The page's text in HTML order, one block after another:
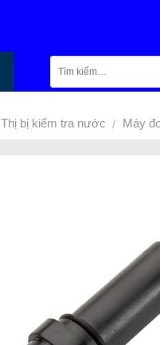
Thị bị kiểm tra nước / Máy